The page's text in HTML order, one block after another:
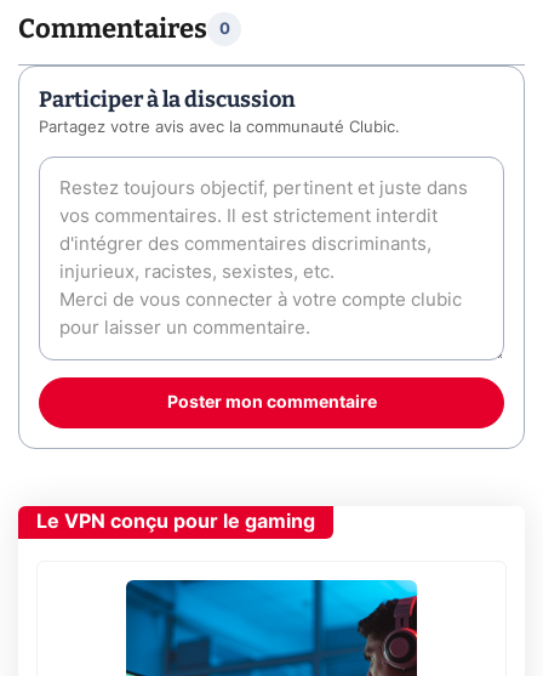
Commentaires 0
Participer à la discussion
Partagez votre avis avec la communauté Clubic.
Poster mon commentaire
Le VPN conçu pour le gaming